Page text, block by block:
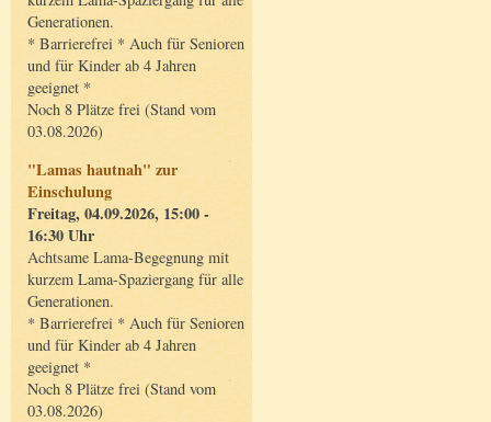
Generationen.
* Barrierefrei * Auch für Senioren
und für Kinder ab 4 Jahren
geeignet *
Noch 8 Plätze frei (Stand vom
03.08.2026)
"Lamas hautnah" zur
Einschulung
Freitag, 04.09.2026, 15:00 -
16:30 Uhr
Achtsame Lama-Begegnung mit
kurzem Lama-Spaziergang für alle
Generationen.
* Barrierefrei * Auch für Senioren
und für Kinder ab 4 Jahren
geeignet *
Noch 8 Plätze frei (Stand vom
03.08.2026)